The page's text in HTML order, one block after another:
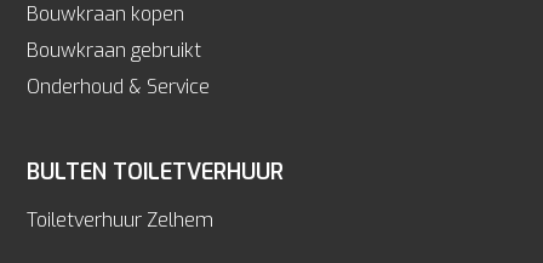
Bouwkraan kopen
Bouwkraan gebruikt
Onderhoud & Service
BULTEN TOILETVERHUUR
Toiletverhuur Zelhem